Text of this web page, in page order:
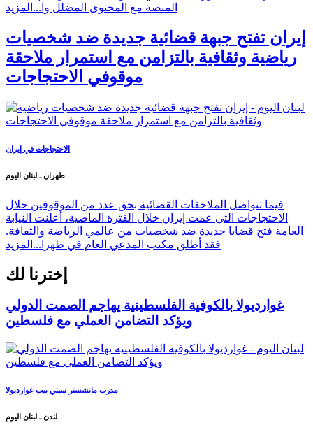
المنصة مع المحتوى المضلل وا... المزيد
إيران تفتح جبهة قضائية جديدة ضد شخصيات
رياضية وثقافية بالتزامن مع استمرار ملاحقة
موقوفي الاحتجاجات
الاحتجاجات في إيران
طهران ـ لبنان اليوم
فيما تتواصل الملاحقات القضائية بحق عدد من الموقوفين خلال
الاحتجاجات التي عمت إيران خلال الفترة الماضية، أعلنت النيابة
العامة فتح قضايا جديدة ضد شخصيات من عالمي الرياضة والثقافة.
فقد أطلق مكتب المدعي العام في طهرا... المزيد
إخترنا لك
غوارديولا بالكوفية الفلسطينية يهاجم الصمت الدولي
ويؤكد التضامن العملي مع فلسطين
مدرب مانشستر سيتي بيب غوارديولا
لندن ـ لبنان اليوم